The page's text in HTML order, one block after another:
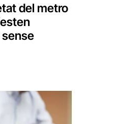
del metro